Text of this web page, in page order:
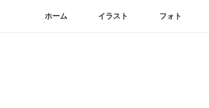
ホーム イラスト フォト